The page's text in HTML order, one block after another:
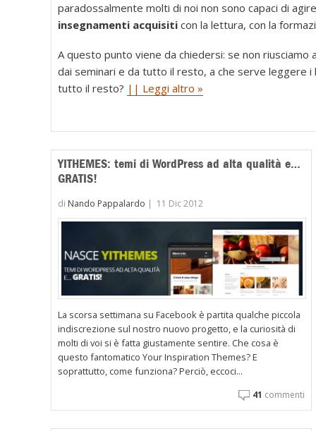
paradossalmente molti di noi non sono capaci di
insegnamenti acquisiti con la lettura, con la
A questo punto viene da chiedersi: se non riusciamo
dai seminari e da tutto il resto, a che serve leggere
tutto il resto? || Leggi altro »
YITHEMES: temi di WordPress ad alta qualità e…
GRATIS!
di Nando Pappalardo | 11 Dic 2012
La scorsa settimana su Facebook è partita qualche piccola
indiscrezione sul nostro nuovo progetto, e la curiosità di
molti di voi si è fatta giustamente sentire. Che cosa è
questo fantomatico Your Inspiration Themes? E
soprattutto, come funziona? Perciò, eccoci...
41 commenti